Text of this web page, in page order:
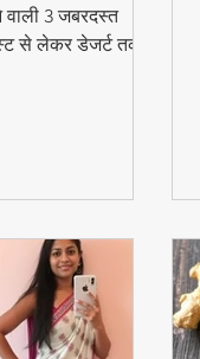
वाली 3 जबरदस्त
से लेकर डेजर्ट तक